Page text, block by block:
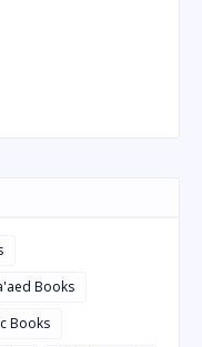
Books
Books